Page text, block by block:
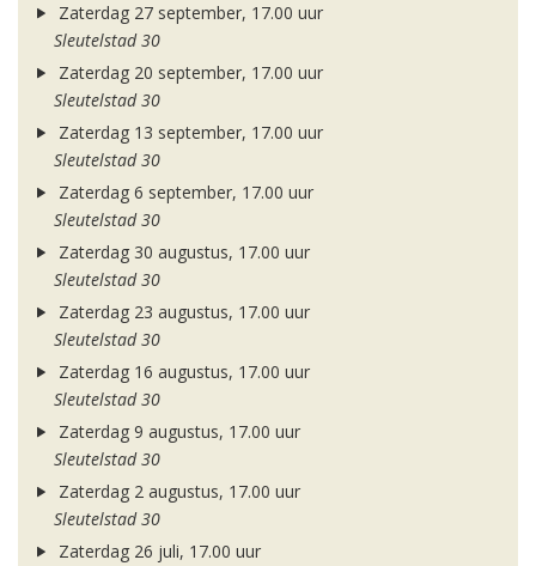
Zaterdag 27 september, 17.00 uur
Sleutelstad 30
Zaterdag 20 september, 17.00 uur
Sleutelstad 30
Zaterdag 13 september, 17.00 uur
Sleutelstad 30
Zaterdag 6 september, 17.00 uur
Sleutelstad 30
Zaterdag 30 augustus, 17.00 uur
Sleutelstad 30
Zaterdag 23 augustus, 17.00 uur
Sleutelstad 30
Zaterdag 16 augustus, 17.00 uur
Sleutelstad 30
Zaterdag 9 augustus, 17.00 uur
Sleutelstad 30
Zaterdag 2 augustus, 17.00 uur
Sleutelstad 30
Zaterdag 26 juli, 17.00 uur